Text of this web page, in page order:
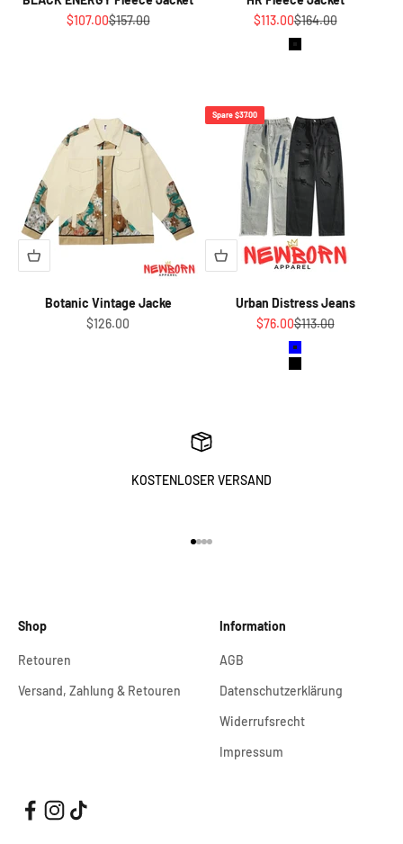
Angebot
$107.00Regulärer Preis
$157.00
Angebot
$113.00Regulärer Preis
$164.00
Schwarz
Botanic Vintage Jacke
Angebot
$126.00
Spare $37.00
Urban Distress Jeans
Angebot
$76.00Regulärer Preis
$113.00
Blau
Schwarz
KOSTENLOSER VERSAND
Shop
Retouren
Versand, Zahlung & Retouren
Information
AGB
Datenschutzerklärung
Widerrufsrecht
Impressum